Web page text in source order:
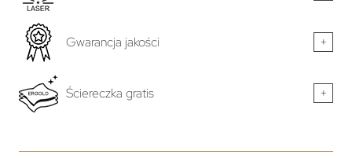
Gwarancja jakości +
Ściereczka gratis +